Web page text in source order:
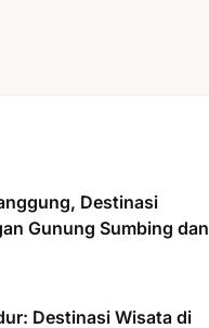
Destinasi
Gunung Sumbing dan
Destinasi Wisata di